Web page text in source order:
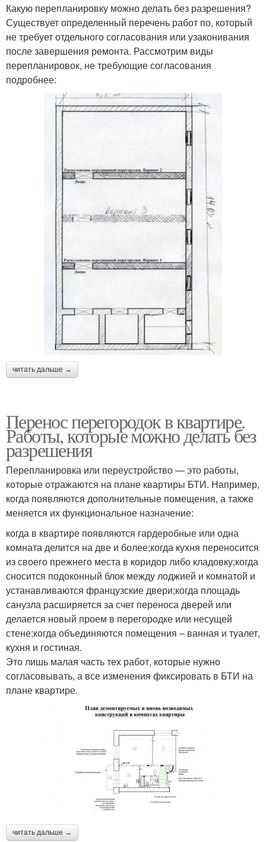
Какую перепланировку можно делать без разрешения?
Существует определенный перечень работ по, который
не требует отдельного согласования или узаконивания
после завершения ремонта. Рассмотрим виды
перепланировок, не требующие согласования
подробнее:
читать дальше →
Перенос перегородок в квартире.
Работы, которые можно делать без
разрешения
Перепланировка или переустройство — это работы,
которые отражаются на плане квартиры БТИ. Например,
когда появляются дополнительные помещения, а также
меняется их функциональное назначение:
когда в квартире появляются гардеробные или одна
комната делится на две и более;когда кухня переносится
из своего прежнего места в коридор либо кладовку;когда
сносится подоконный блок между лоджией и комнатой и
устанавливаются французские двери;когда площадь
санузла расширяется за счет переноса дверей или
делается новый проем в перегородке или несущей
стене;когда объединяются помещения – ванная и туалет,
кухня и гостиная.
Это лишь малая часть тех работ, которые нужно
согласовывать, а все изменения фиксировать в БТИ на
плане квартире.
читать дальше →